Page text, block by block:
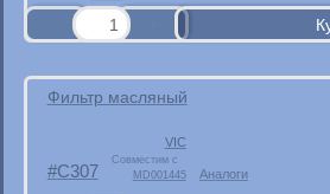
Фильтр масляный
C307
VIC
Совместим с
MD001445
Аналоги